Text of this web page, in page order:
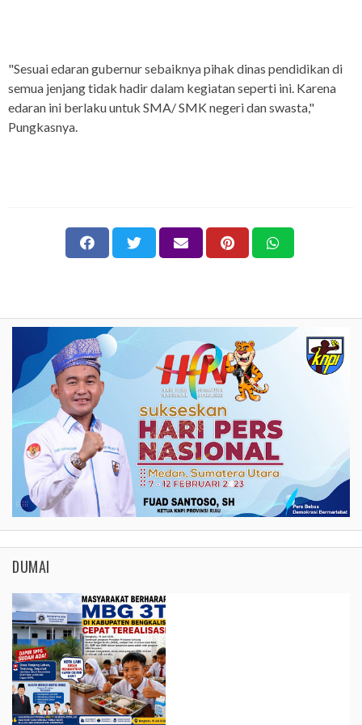
"Sesuai edaran gubernur sebaiknya pihak dinas pendidikan di
semua jenjang tidak hadir dalam kegiatan seperti ini. Karena
edaran ini berlaku untuk SMA/ SMK negeri dan swasta,"
Pungkasnya.
DUMAI